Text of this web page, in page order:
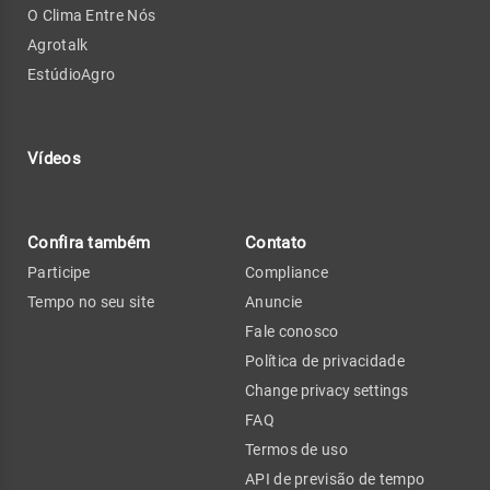
O Clima Entre Nós
Agrotalk
EstúdioAgro
Vídeos
Confira também
Participe
Tempo no seu site
Contato
Compliance
Anuncie
Fale conosco
Política de privacidade
Change privacy settings
FAQ
Termos de uso
API de previsão de tempo